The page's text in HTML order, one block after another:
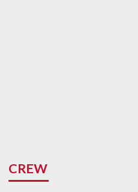
CREW